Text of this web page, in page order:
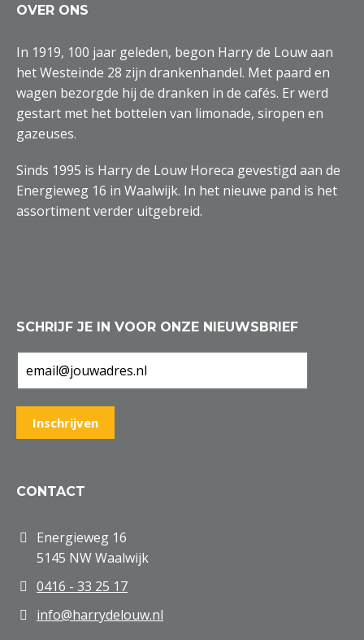
OVER ONS
In 1919, 100 jaar geleden, begon Harry de Louw aan
het Westeinde 28 zijn drankenhandel. Met paard en
wagen bezorgde hij de dranken in de cafés. Er werd
gestart met het bottelen van limonade, siropen en
gazeuses.
Sinds 1995 is Harry de Louw Horeca gevestigd aan de
Energieweg 16 in Waalwijk. In het nieuwe pand is het
assortiment verder uitgebreid.
SCHRIJF JE IN VOOR ONZE NIEUWSBRIEF
CONTACT
Energieweg 16
5145 NW Waalwijk
0416 - 33 25 17
info@harrydelouw.nl